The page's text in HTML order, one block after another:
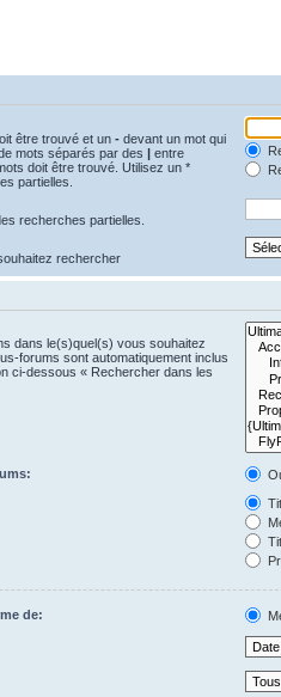
être trouvé et un - devant un mot qui
mots séparés par des | entre
doit être trouvé. Utilisez un *
partielles.
recherches partielles.
rechercher
dans le(s)quel(s) vous souhaitez
forums sont automatiquement inclus
ci-dessous « Rechercher dans les
de: